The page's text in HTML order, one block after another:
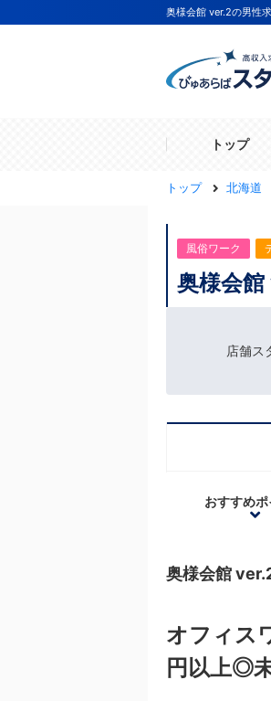
奥様会館 ver.2の男性
トップ
トップ 北海道
風俗ワーク
奥様会
店舗ス
おすすめポ
奥様会館
オフィス
円以上◎